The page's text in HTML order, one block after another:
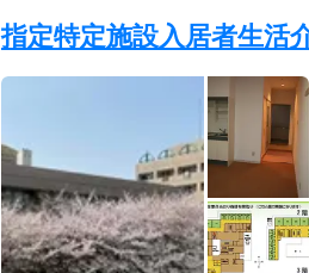
指定特定施設入居者生活